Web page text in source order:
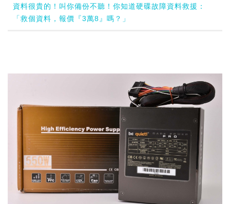
資料很貴的！叫你備份不聽！你知道硬碟故障資料救援：
「救個資料，報價『3萬8』嗎？」